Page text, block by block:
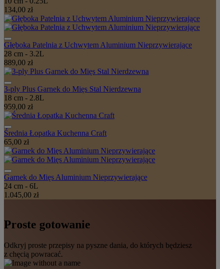
134,00 zł
Głęboka Patelnia z Uchwytem Aluminium Nieprzywierające
28 cm - 3.2L
889,00 zł
3-ply Plus Garnek do Mięs Stal Nierdzewna
18 cm - 2.8L
959,00 zł
Średnia Łopatka Kuchenna Craft
65,00 zł
Garnek do Mięs Aluminium Nieprzywierające
24 cm - 6L
1.045,00 zł
Proste gotowanie
Odkryj proste przepisy na pyszne dania, do których będziesz
z chęcią powracać.